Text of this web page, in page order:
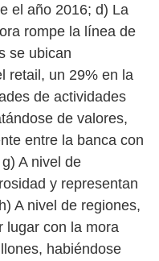
el año 2016; d) La
rompe la línea de
se ubican
retail, un 29% en la
de actividades
de valores,
entre la banca con
A nivel de
y representan
A nivel de regiones,
lugar con la mora
habiéndose